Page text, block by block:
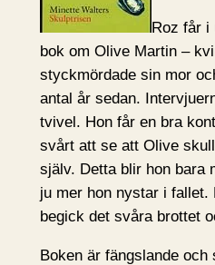
Roz får i
bok om Olive Martin –
styckmördade sin mor
antal år sedan.
tvivel. Hon får en bra
svårt att se att Olive
själv. Detta blir hon bara
ju mer hon nystar i fallet.
begick det svåra brottet
Boken är fängslande och